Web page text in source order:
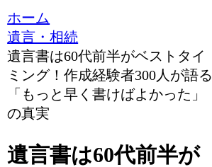
ホーム
遺言・相続
遺言書は60代前半がベストタイ
ミング！作成経験者300人が語る
「もっと早く書けばよかった」
の真実
遺言書は60代前半が